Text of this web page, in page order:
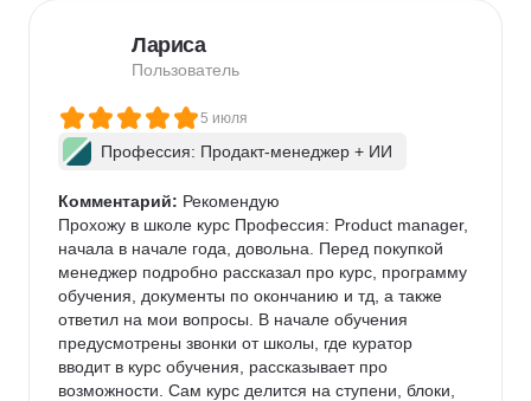
Лариса
Пользователь
5 июля
Профессия: Продакт-менеджер + ИИ
Комментарий: Рекомендую
Прохожу в школе курс Профессия: Product manager,
начала в начале года, довольна. Перед покупкой
менеджер подробно рассказал про курс, программу
обучения, документы по окончанию и тд, а также
ответил на мои вопросы. В начале обучения
предусмотрены звонки от школы, где куратор
вводит в курс обучения, рассказывает про
возможности. Сам курс делится на ступени, блоки,